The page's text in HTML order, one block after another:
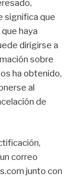
significa que
haya
dirigirse a
sobre
ha obtenido,
al
de
correo
junto con